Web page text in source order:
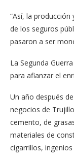
“Así, la
de los seguros
pasaron a ser
La Segunda
para afianzar el
Un año después
negocios de
cemento, de
materiales de
cigarrillos,